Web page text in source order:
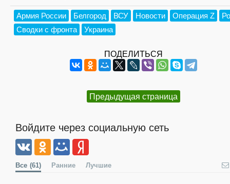
Армия России Белгород ВСУ Новости Операция Z
Сводки с фронта
Украина
ПОДЕЛИТЬСЯ
Предыдущая страница
Войдите через социальную сеть
Все (61) Ранние Лучшие